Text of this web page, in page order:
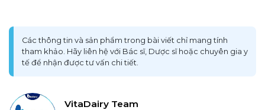
Các thông tin và sản phẩm trong bài viết chỉ mang tính
tham khảo. Hãy liên hệ với Bác sĩ, Dược sĩ hoặc chuyên gia y
tế để nhận được tư vấn chi tiết.
VitaDairy Team